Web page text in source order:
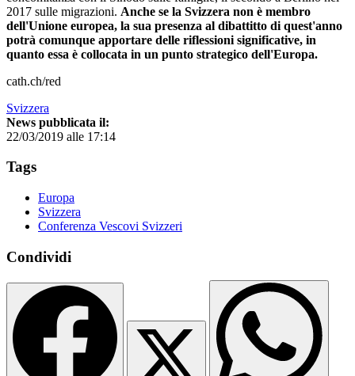
2017 sulle migrazioni. Anche se la Svizzera non è membro
dell'Unione europea, la sua presenza al dibattitto di quest'anno
potrà comunque apportare delle riflessioni significative, in
quanto essa è collocata in un punto strategico dell'Europa.
cath.ch/red
Svizzera
News pubblicata il:
22/03/2019 alle 17:14
Tags
Europa
Svizzera
Conferenza Vescovi Svizzeri
Condividi